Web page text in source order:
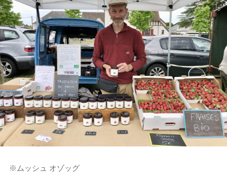
※ムッシュ オゾッグ